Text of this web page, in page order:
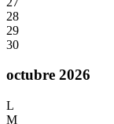
28
29
30
octubre 2026
L
M